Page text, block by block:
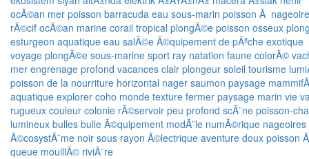
ocÃ©an mer poisson barracuda eau sous-marin poisson Ã
rÃ©cif ocÃ©an marine corail tropical plongÃ©e poisson osseux
esturgeon aquatique eau salÃ©e Ã©quipement de pÃªche exotique
voyage plongÃ©e sous-marine sport ray natation faune colorÃ©
mer engrenage profond vacances clair plongeur soleil tourisme
poisson de la nourriture horizontal nager saumon paysage
aquatique explorer coho monde texture fermer paysage marin vie
rugueux couleur colonie rÃ©servoir peu profond scÃ¨ne poisson-
lumineux bulles bulle Ã©quipement modÃ¨le numÃ©rique nageoires
Ã©cosystÃ¨me noir sous rayon Ã©lectrique aventure doux poisson
queue mouillÃ© riviÃ¨re